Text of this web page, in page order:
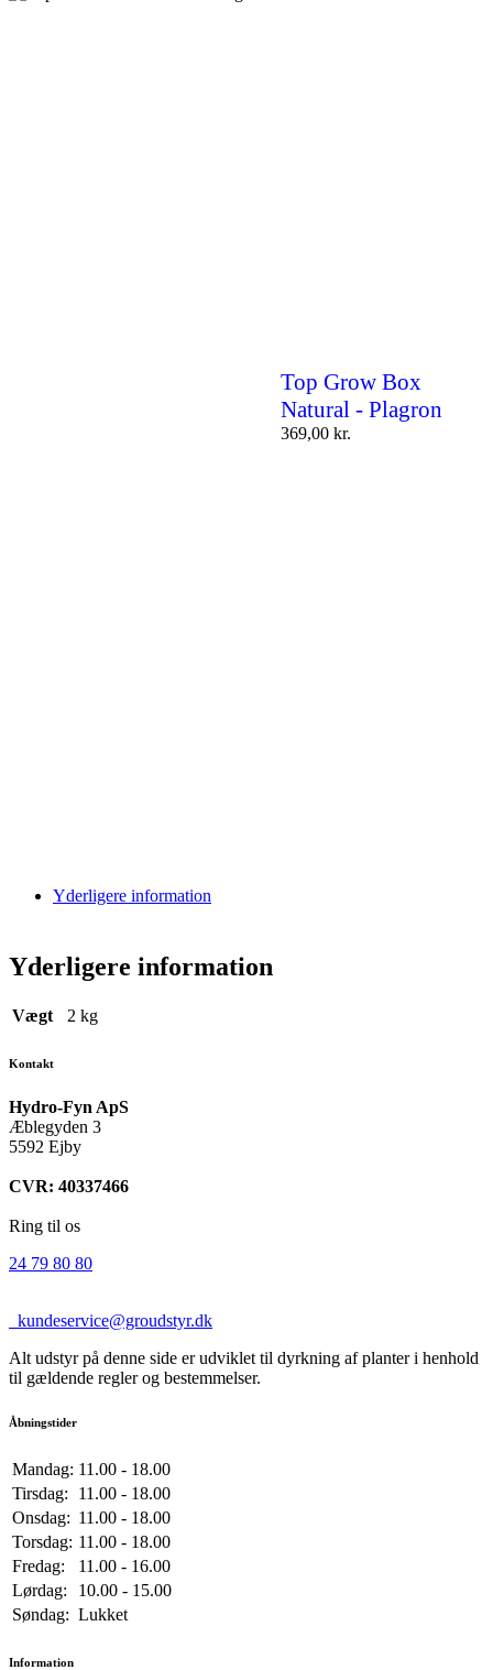
Top Grow Box
Natural - Plagron
369,00 kr.
Yderligere information
Yderligere information
Vægt 2 kg
Kontakt
Hydro-Fyn ApS
Æblegyden 3
5592 Ejby
CVR: 40337466
Ring til os
24 79 80 80
kundeservice@groudstyr.dk
Alt udstyr på denne side er udviklet til dyrkning af planter i henhold
til gældende regler og bestemmelser.
Åbningstider
Mandag: 11.00 - 18.00
Tirsdag:
11.00 - 18.00
Onsdag: 11.00 - 18.00
Torsdag: 11.00 - 18.00
Fredag:
11.00 - 16.00
Lørdag:
10.00 - 15.00
Søndag: Lukket
Information